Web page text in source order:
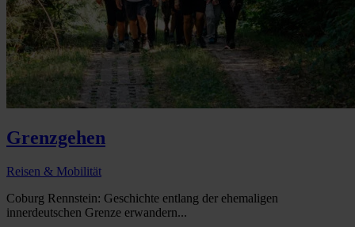
Grenzgehen
Reisen & Mobilität
Coburg Rennstein: Geschichte entlang der ehemaligen
innerdeutschen Grenze erwandern...